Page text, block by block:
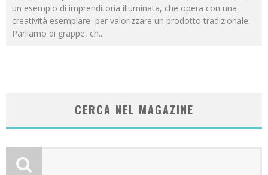
un esempio di imprenditoria illuminata, che opera con una
creatività esemplare per valorizzare un prodotto tradizionale.
Parliamo di grappe, ch...
CERCA NEL MAGAZINE